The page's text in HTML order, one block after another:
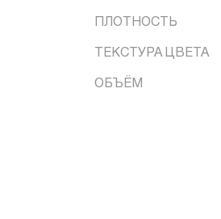
ПЛОТНОСТЬ
ТЕКСТУРА ЦВЕТА
ОБЪЁМ